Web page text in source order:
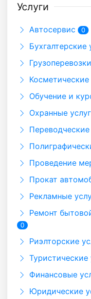
Услуги
Автосервис 0
Бухгалтерские
Грузоперевозки
Косметические
Обучение и
Охранные
Переводческие
Проведение
Прокат
Рекламные
Ремонт
0
Риэлторские
Туристические
Финансовые
Юридические